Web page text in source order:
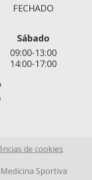
FECHADO
Sábado
09:00-13:00
14:00-17:00
de cookies
Sportiva